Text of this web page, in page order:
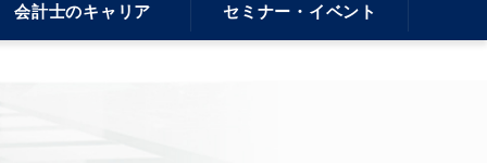
会計士のキャリア セミナー・イベント